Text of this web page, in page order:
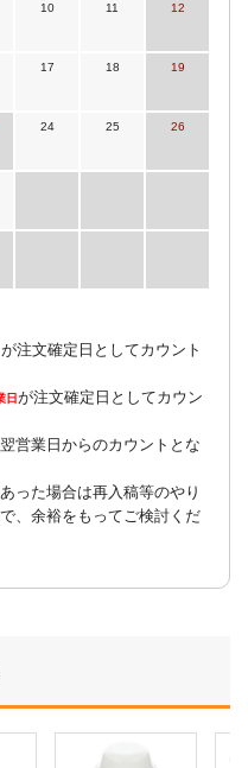
10 11 12
17 18 19
24 25 26
注文確定日としてカウント
日が注文確定日としてカウン
営業日からのカウントとな
った場合は再入稿等のやり
、余裕をもってご検討くだ